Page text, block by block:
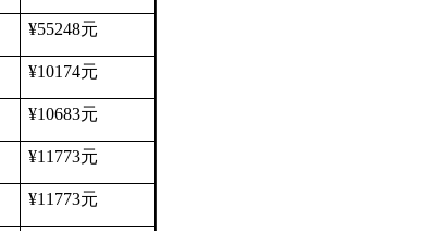
¥55248元
¥10174元
¥10683元
¥11773元
¥11773元